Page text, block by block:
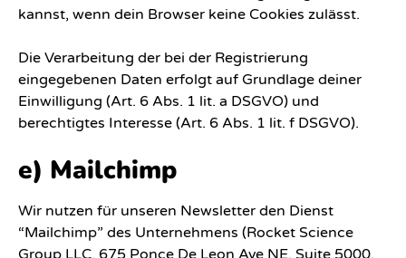
kannst, wenn dein Browser keine Cookies zulässt.
Die Verarbeitung der bei der Registrierung
eingegebenen Daten erfolgt auf Grundlage deiner
Einwilligung (Art. 6 Abs. 1 lit. a DSGVO) und
berechtigtes Interesse (Art. 6 Abs. 1 lit. f DSGVO).
e) Mailchimp
Wir nutzen für unseren Newsletter den Dienst
“Mailchimp” des Unternehmens (Rocket Science
Group LLC, 675 Ponce De Leon Ave NE, Suite 5000,